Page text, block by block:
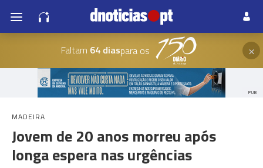
Faltam 64 diaspara os ×
PUB
MADEIRA
Jovem de 20 anos morreu após
longa espera nas urgências